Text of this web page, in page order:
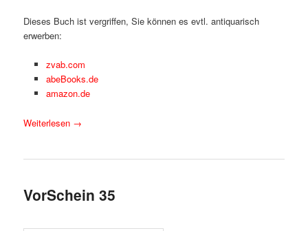
Dieses Buch ist vergriffen, Sie können es evtl. antiquarisch
erwerben:
zvab.com
abeBooks.de
amazon.de
Weiterlesen →
VorSchein 35